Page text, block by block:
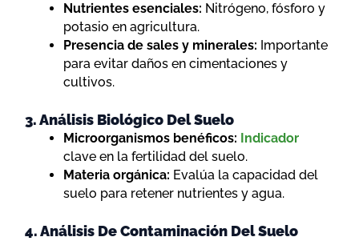
Nutrientes esenciales: Nitrógeno, fósforo y
potasio en agricultura.
Presencia de sales y minerales: Importante
para evitar daños en cimentaciones y
cultivos.
3. Análisis Biológico Del Suelo
Microorganismos benéficos: Indicador
clave en la fertilidad del suelo.
Materia orgánica: Evalúa la capacidad del
suelo para retener nutrientes y agua.
4. Análisis De Contaminación Del Suelo